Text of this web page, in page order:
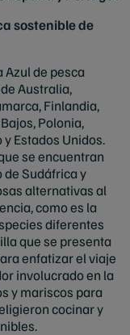
sostenible de
Azul de pesca
Australia,
Finlandia,
Polonia,
Estados Unidos.
se encuentran
de Sudáfrica y
alternativas al
como es la
diferentes
que se presenta
enfatizar el viaje
involucrado en la
y mariscos para
cocinar y